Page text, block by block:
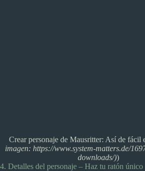
Crear personaje de Mausritter: Así de fácil
imagen: https://www.system-matters.de/
downloads/))
4. Detalles del personaje – Haz tu ratón único